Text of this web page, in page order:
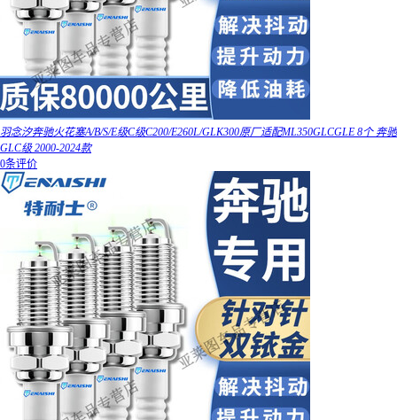
羽念汐奔驰火花塞A/B/S/E级C级C200/E260L/GLK300原厂适配ML350GLCGLE 8个 奔驰
GLC级 2000-2024款
0条评价